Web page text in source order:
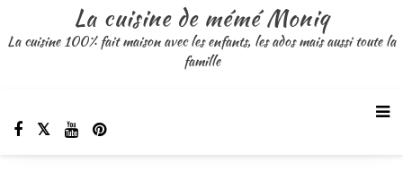
contenu
La cuisine de mémé Moniq
La cuisine 100% fait maison avec les enfants, les ados mais aussi toute la
famille